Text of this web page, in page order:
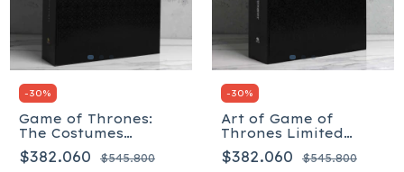
-30%
Game of Thrones:
The Costumes
Hardcover - Inglés
$382.060 $545.800
-30%
Art of Game of
Thrones Limited
Edition - Estuche
Tapa dura –
$382.060 $545.800